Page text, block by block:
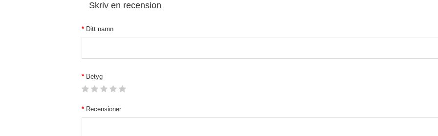
Skriv en recension
Ditt namn
Betyg
Recensioner